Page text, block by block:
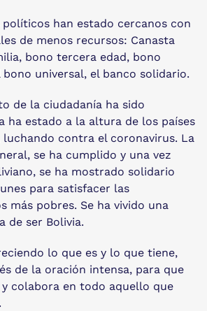
políticos han estado cercanos con
de menos recursos: Canasta
bono tercera edad, bono
bono universal, el banco solidario.
de la ciudadanía ha sido
ha estado a la altura de los países
luchando contra el coronavirus. La
se ha cumplido y una vez
se ha mostrado solidario
para satisfacer las
más pobres. Se ha vivido una
de ser Bolivia.
lo que es y lo que tiene,
de la oración intensa, para que
y colabora en todo aquello que